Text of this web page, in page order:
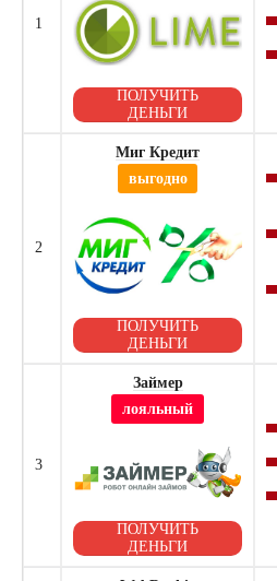
1
ПОЛУЧИТЬ
ДЕНЬГИ
2
Миг Кредит
выгодно
ПОЛУЧИТЬ
ДЕНЬГИ
3
Займер
лояльный
ПОЛУЧИТЬ
ДЕНЬГИ